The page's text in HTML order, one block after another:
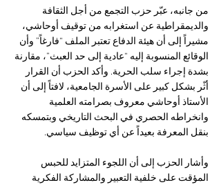
من جانبه، عبّر حزب التجمع من أجل الثقافة
والديمقراطية عن استغرابه من توقيف أوحاشي،
مشيراً إلى أن هيئة الدفاع تعتبر الملف “فارغاً” وأن
الوقائع المنسوبة إليه “عادية إلى حد العبث”، مقارنة
بشدة إجراء سلب الحرية. وأكد الحزب أن القرار
أثّر بشكل كبير على الأسرة الجامعية، لافتاً إلى أن
الأستاذ أوحاشي معروف بصرامته العلمية
وانخراطه الحصري في البحث التاريخي وبتمسكه
بنقل المعرفة بعيداً عن أي توظيف سياسي.
وأشار الحزب إلى أن اللجوء المتزايد للحبس
المؤقت على خلفية التعبير والمشاركة الفكرية